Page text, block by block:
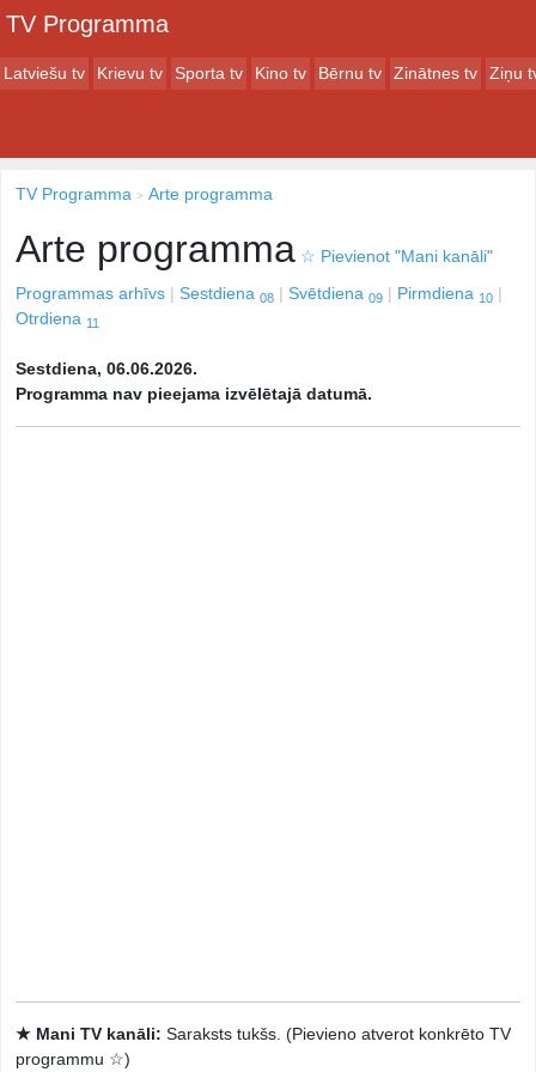
TV Programma
Latviešu tv Krievu tv Sporta tv Kino tv Bērnu tv Zinātnes tv Ziņu
TV Programma Arte programma
Arte programma ☆ Pievienot "Mani kanāli"
Programmas arhīvs
Sestdiena 08 Svētdiena 09 Pirmdiena 10
Otrdiena 11
Sestdiena, 06.06.2026.
Programma nav pieejama izvēlētajā datumā.
★ Mani TV kanāli: Saraksts tukšs. (Pievieno atverot konkrēto TV
programmu ☆)